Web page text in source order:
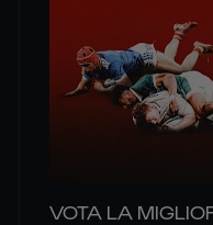
VOTA LA